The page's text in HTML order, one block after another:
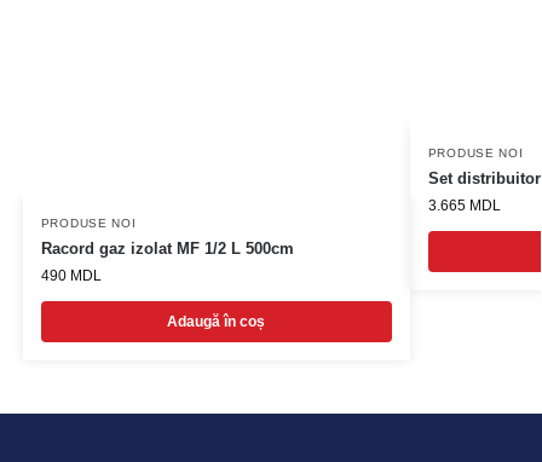
PRODUSE NOI
Racord gaz izolat MF 1/2 L 500cm
490 MDL
Adaugă în coș
PRODUSE NOI
Set distribuitor
3.665 MDL